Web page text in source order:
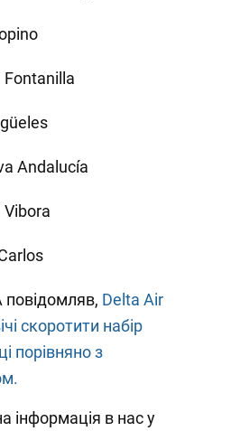
Fontanilla
Andalucía
Vibora
повідомляв, Delta Air
скоротити набір
порівняно з
інформація в нас у